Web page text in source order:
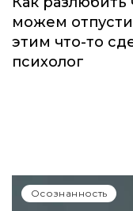
Осознанность